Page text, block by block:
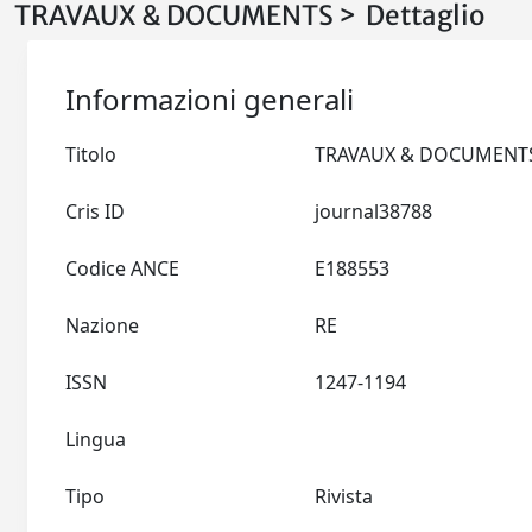
TRAVAUX & DOCUMENTS > Dettaglio
Informazioni generali
Titolo
Cris ID
Codice ANCE
Nazione
ISSN
Lingua
Tipo Rivista